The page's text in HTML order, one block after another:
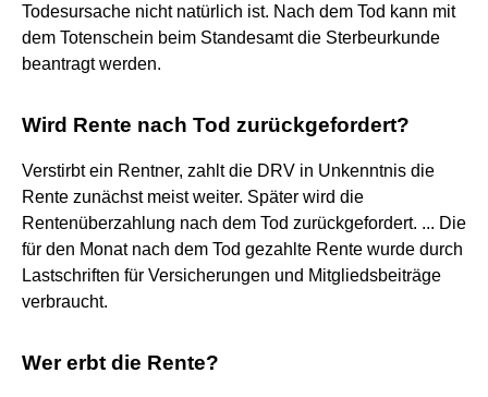
Todesursache nicht natürlich ist. Nach dem Tod kann mit
dem Totenschein beim Standesamt die Sterbeurkunde
beantragt werden.
Wird Rente nach Tod zurückgefordert?
Verstirbt ein Rentner, zahlt die DRV in Unkenntnis die
Rente zunächst meist weiter. Später wird die
Rentenüberzahlung nach dem Tod zurückgefordert. ... Die
für den Monat nach dem Tod gezahlte Rente wurde durch
Lastschriften für Versicherungen und Mitgliedsbeiträge
verbraucht.
Wer erbt die Rente?